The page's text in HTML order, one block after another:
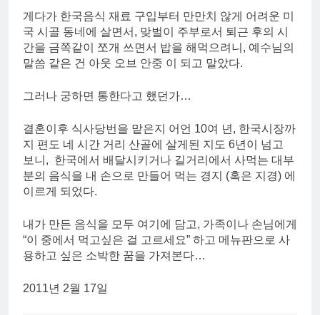
게다가 한국음식 재료 구입부터 만만치 않게 어려운 미
국 시골 동네에 살면서, 맞벌이 주부로서 퇴근 후의 시
간을 금쪽같이 쪼개 쓰면서 밥을 해먹으려니, 예수님의
말씀 같은 건 아웃 오브 안중 이 되고 말았다.
그러나 궁하면 통한다고 했던가…
결혼이후 식사당번을 맡은지 어언 10여 년, 한국시장까
지 편도 네 시간 거리 산골에 살게된 지도 6년이 넘고
보니, 한국에서 배달시키거나 길거리에서 사먹는 대부
분의 음식을 내 손으로 만들어 먹는 경지 (혹은 지경) 에
이르게 되었다.
내가 만든 음식을 모두 여기에 담고, 가족이나 손님에게
“이 중에서 먹고싶은 걸 고르세요” 하고 메뉴판으로 사
용하고 싶은 소박한 꿈을 가져본다…
2011년 2월 17일